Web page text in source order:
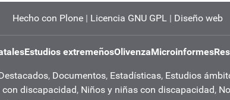
Hecho con Plone | Licencia GNU GPL | Diseño web
Estudios extremeñosOlivenzaMicroinformes
, Documentos, Estadísticas, Estudios
con discapacidad, Niños y niñas con discapacidad,